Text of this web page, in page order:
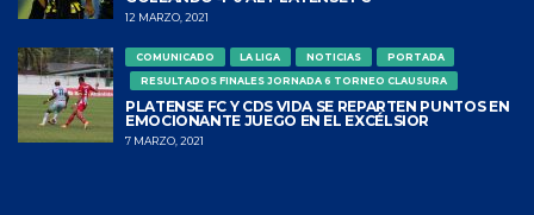
12 MARZO, 2021
COMUNICADO LA LIGA NOTICIAS
PORTADA
RESULTADOS FINALES JORNADA 6 TORNEO CLAUSURA
PLATENSE FC Y CDS VIDA SE REPARTEN PUNTOS EN
EMOCIONANTE JUEGO EN EL EXCÉLSIOR
7 MARZO, 2021